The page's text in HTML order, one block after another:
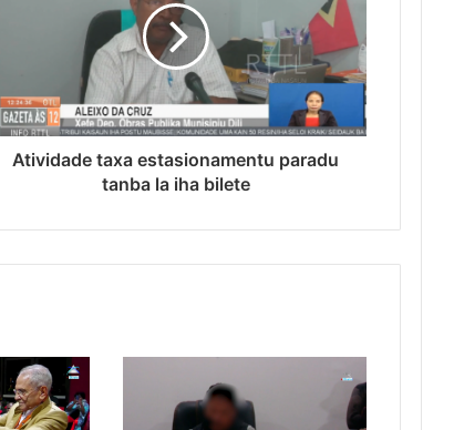
Atividade taxa estasionamentu paradu
tanba la iha bilete